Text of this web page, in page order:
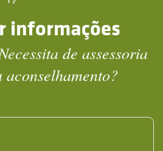
informações
de assessoria
aconselhamento?